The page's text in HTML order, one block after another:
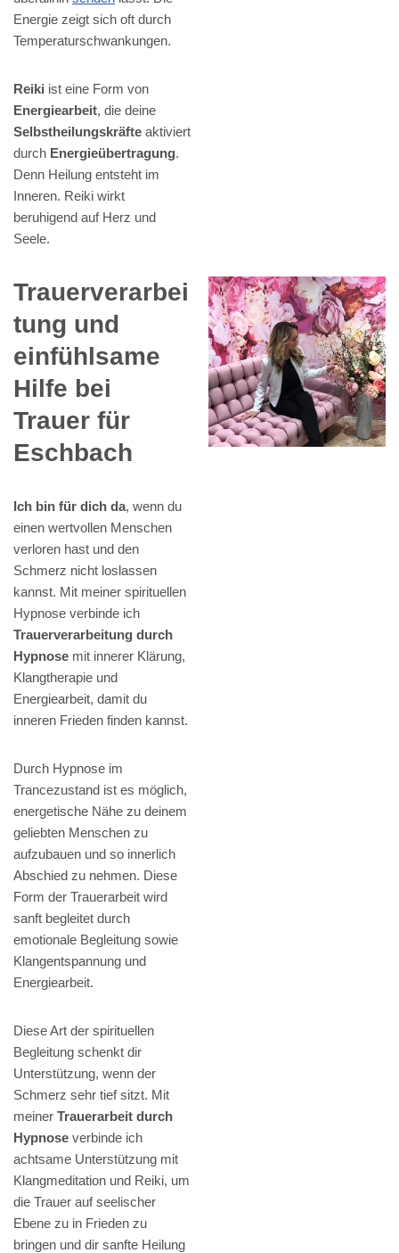
Energie zeigt sich oft durch
Temperaturschwankungen.
Reiki ist eine Form von
Energiearbeit, die deine
Selbstheilungskräfte aktiviert
durch Energieübertragung.
Denn Heilung entsteht im
Inneren. Reiki wirkt
beruhigend auf Herz und
Seele.
Trauerverarbei
tung und
einfühlsame
Hilfe bei
Trauer für
Eschbach
Ich bin für dich da, wenn du
einen wertvollen Menschen
verloren hast und den
Schmerz nicht loslassen
kannst. Mit meiner spirituellen
Hypnose verbinde ich
Trauerverarbeitung durch
Hypnose mit innerer Klärung,
Klangtherapie und
Energiearbeit, damit du
inneren Frieden finden kannst.
Durch Hypnose im
Trancezustand ist es möglich,
energetische Nähe zu deinem
geliebten Menschen zu
aufzubauen und so innerlich
Abschied zu nehmen. Diese
Form der Trauerarbeit wird
sanft begleitet durch
emotionale Begleitung sowie
Klangentspannung und
Energiearbeit.
Diese Art der spirituellen
Begleitung schenkt dir
Unterstützung, wenn der
Schmerz sehr tief sitzt. Mit
meiner Trauerarbeit durch
Hypnose verbinde ich
achtsame Unterstützung mit
Klangmeditation und Reiki, um
die Trauer auf seelischer
Ebene zu in Frieden zu
bringen und dir sanfte Heilung